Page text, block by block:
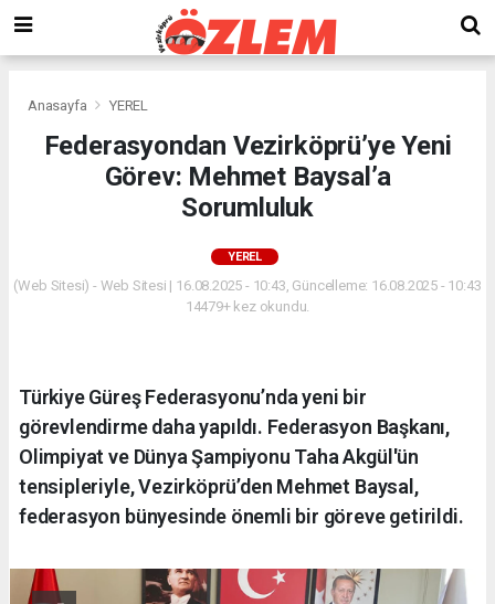
Anasayfa YEREL
Federasyondan Vezirköprü’ye Yeni
Görev: Mehmet Baysal’a
Sorumluluk
YEREL
(Web Sitesi) - Web Sitesi | 16.08.2025 - 10:43, Güncelleme: 16.08.2025 - 10:43
14479+ kez okundu.
Türkiye Güreş Federasyonu’nda yeni bir
görevlendirme daha yapıldı. Federasyon Başkanı,
Olimpiyat ve Dünya Şampiyonu Taha Akgül'ün
tensipleriyle, Vezirköprü’den Mehmet Baysal,
federasyon bünyesinde önemli bir göreve getirildi.